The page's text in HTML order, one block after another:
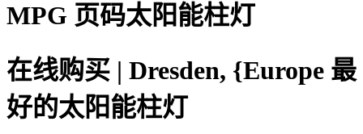
MPG 页码太阳能柱灯
在线购买 | Dresden, {Europe 最
好的太阳能柱灯